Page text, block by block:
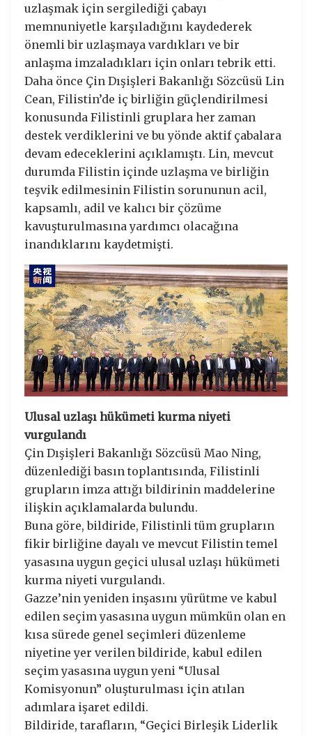
uzlaşmak için sergilediği çabayı
memnuniyetle karşıladığını kaydederek
önemli bir uzlaşmaya vardıkları ve bir
anlaşma imzaladıkları için onları tebrik etti.
Daha önce Çin Dışişleri Bakanlığı Sözcüsü Lin
Cean, Filistin’de iç birliğin güçlendirilmesi
konusunda Filistinli gruplara her zaman
destek verdiklerini ve bu yönde aktif çabalara
devam edeceklerini açıklamıştı. Lin, mevcut
durumda Filistin içinde uzlaşma ve birliğin
teşvik edilmesinin Filistin sorununun acil,
kapsamlı, adil ve kalıcı bir çözüme
kavuşturulmasına yardımcı olacağına
inandıklarını kaydetmişti.
Ulusal uzlaşı hükümeti kurma niyeti
vurgulandı
Çin Dışişleri Bakanlığı Sözcüsü Mao Ning,
düzenlediği basın toplantısında, Filistinli
grupların imza attığı bildirinin maddelerine
ilişkin açıklamalarda bulundu.
Buna göre, bildiride, Filistinli tüm grupların
fikir birliğine dayalı ve mevcut Filistin temel
yasasına uygun geçici ulusal uzlaşı hükümeti
kurma niyeti vurgulandı.
Gazze’nin yeniden inşasını yürütme ve kabul
edilen seçim yasasına uygun mümkün olan en
kısa sürede genel seçimleri düzenleme
niyetine yer verilen bildiride, kabul edilen
seçim yasasına uygun yeni “Ulusal
Komisyonun” oluşturulması için atılan
adımlara işaret edildi.
Bildiride, tarafların, “Geçici Birleşik Liderlik